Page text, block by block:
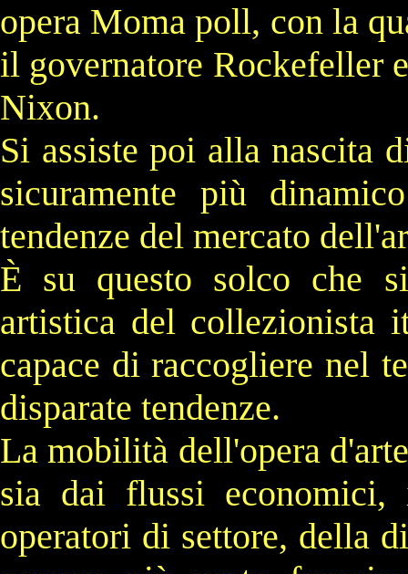
opera Moma poll, con la
il governatore Rockefeller
Nixon.
Si assiste poi alla nascita
sicuramente più
tendenze del mercato
È su questo solco che
artistica del collezionista
capace di raccogliere nel
disparate tendenze.
La mobilità dell'opera
sia dai flussi economici,
operatori di settore, della